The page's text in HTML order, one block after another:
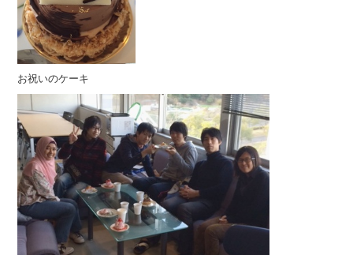
お祝いのケーキ